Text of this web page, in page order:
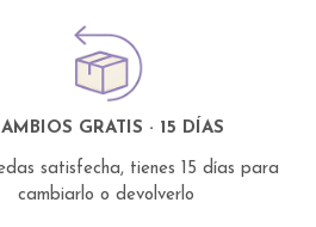
GRATIS · 15 DÍAS
satisfecha, tienes 15 días para
cambiarlo o devolverlo